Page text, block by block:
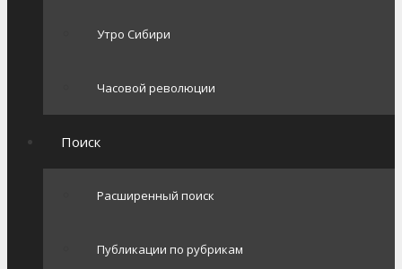
Утро Сибири
Часовой революции
Поиск
Расширенный поиск
Публикации по рубрикам